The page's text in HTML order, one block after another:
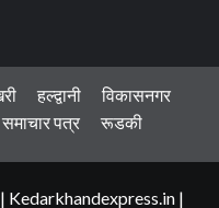
हल्द्वानी
विकासनगर
पत्र रूडकी
|